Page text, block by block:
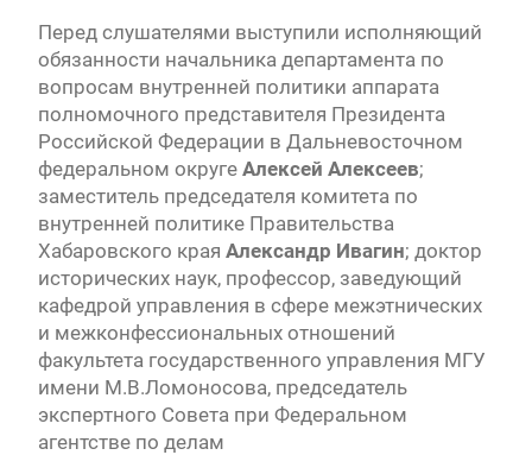
Перед слушателями выступили исполняющий
обязанности начальника департамента по
вопросам внутренней политики аппарата
полномочного представителя Президента
Российской Федерации в Дальневосточном
федеральном округе Алексей Алексеев;
заместитель председателя комитета по
внутренней политике Правительства
Хабаровского края Александр Ивагин; доктор
исторических наук, профессор, заведующий
кафедрой управления в сфере межэтнических
и межконфессиональных отношений
факультета государственного управления МГУ
имени М.В.Ломоносова, председатель
экспертного Совета при Федеральном
агентстве по делам